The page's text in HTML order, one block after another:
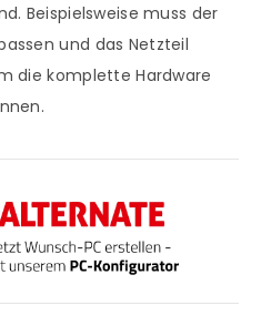
Beispielsweise muss der
und das Netzteil
die komplette Hardware